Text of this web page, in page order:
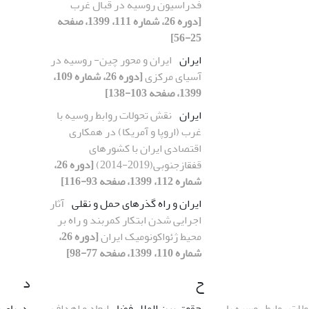
فدراسیون روسیه در قبال غرب
[دوره 26، شماره 111، 1399، صفحه
25-56]
ایران ایران و محور چین- روسیه در
آسیای مرکزی
[دوره 26، شماره 109،
1399، صفحه 103-138]
ایران نقش تحولات روابط روسیه با
غرب (اروپا و آمریکا) در همکاری
اقتصادی ایران با کشورهای
قفقازجنوبی(2019-2014)
[دوره 26،
شماره 112، 1399، صفحه 93-116]
ایران و راه گذرهای حمل و نقلی آثار
اجرایی شدن ابتکار کمربند و راه بر
محیط ژئواکونومیک ایران
[دوره 26،
شماره 110، 1399، صفحه 77-98]
ح د